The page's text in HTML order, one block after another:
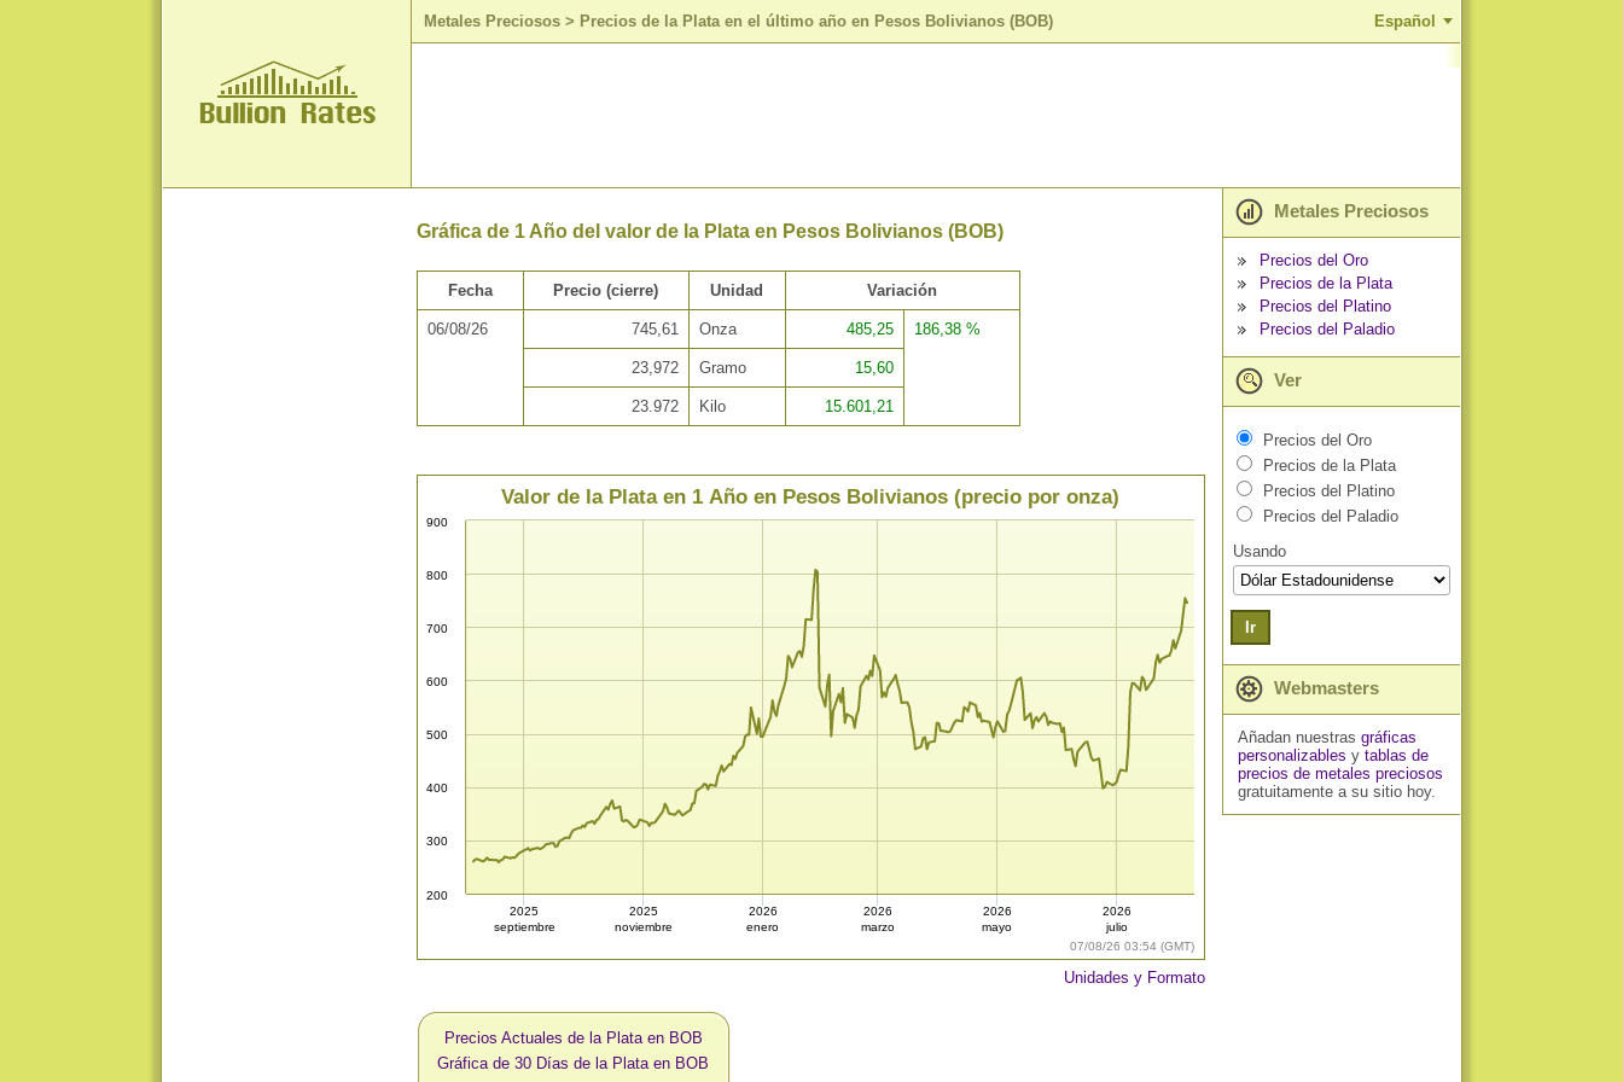
Metales Preciosos > Precios de la Plata en el último año en Pesos Bolivianos (BOB) Español
Gráfica de 1 Año del valor de la Plata en Pesos Bolivianos (BOB)
Fecha Precio (cierre) Unidad Variación
06/08/26 745,61 Onza 485,25 186,38 %
23,972 Gramo 15,60
23.972 Kilo 15.601,21
07/08/26 03:54 (GMT)
Valor de la Plata en 1 Año en Pesos Bolivianos (precio por onza)
200
300
400
500
600
700
800
900
2025
septiembre
2025
noviembre
2026
enero
2026
marzo
2026
mayo
2026
julio
Unidades y Formato
Precios Actuales de la Plata en BOB
Gráfica de 30 Días de la Plata en BOB
Metales Preciosos
Precios del Oro
Precios de la Plata
Precios del Platino
Precios del Paladio
Ver
Precios del Oro
Precios de la Plata
Precios del Platino
Precios del Paladio
Usando
Ir
Webmasters
Añadan nuestras gráficas
personalizables y tablas de
precios de metales preciosos
gratuitamente a su sitio hoy.